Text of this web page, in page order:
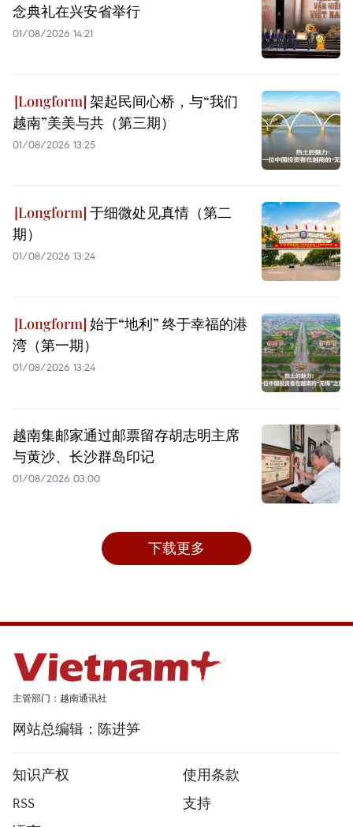
念典礼在兴安省举行
01/08/2026 14:21
架起民间心桥，与“我们
越南”美美与共（第三期）
01/08/2026 13:25
于细微处见真情（第二
期）
01/08/2026 13:24
始于“地利” 终于幸福的港
湾（第一期）
01/08/2026 13:24
越南集邮家通过邮票留存胡志明主席
与黄沙、长沙群岛印记
01/08/2026 03:00
下载更多
主管部门：越南通讯社
网站总编辑：陈进笋
知识产权
使用条款
RSS
支持